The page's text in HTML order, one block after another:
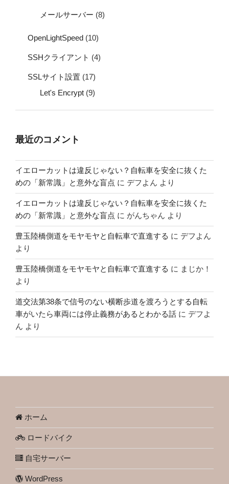
メールサーバー (8)
OpenLightSpeed (10)
SSHクライアント (4)
SSLサイト設置 (17)
Let's Encrypt (9)
最近のコメント
イエローカットは違反じゃない？自転車を安全に抜くた
めの「新常識」と意外な盲点 に デフよん より
イエローカットは違反じゃない？自転車を安全に抜くた
めの「新常識」と意外な盲点 に がんちゃん より
豊玉陸橋側道をモヤモヤと自転車で直進する に デフよん
より
豊玉陸橋側道をモヤモヤと自転車で直進する に まじか！
より
道交法第38条で信号のない横断歩道を渡ろうとする自転
車がいたら車両には停止義務があるとわかる話 に デフよ
ん より
ホーム
ロードバイク
自宅サーバー
WordPress